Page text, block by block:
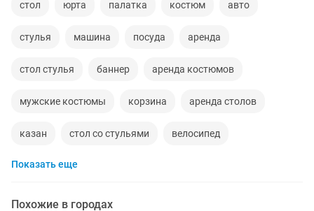
стол юрта палатка костюм авто
стулья машина посуда аренда
стол стулья баннер аренда костюмов
мужские костюмы корзина аренда столов
казан стол со стульями велосипед
телевизор
Показать еще
Похожие в городах